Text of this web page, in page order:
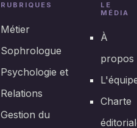
RUBRIQUES
Métier
Sophrologue
Psychologie et
Relations
Gestion du
LE
MÉDIA
À
propos
Charte